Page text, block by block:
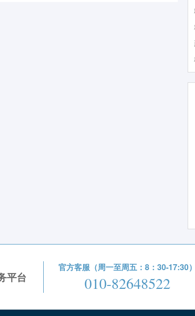
平台
官方客服（周一至周五：8：30-17:30）
010-82648522